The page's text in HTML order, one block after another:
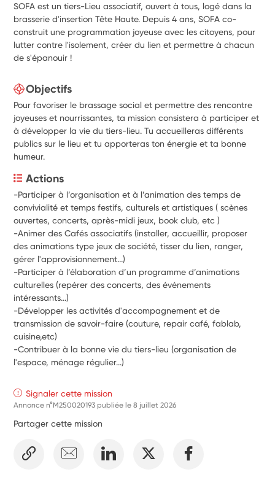
SOFA est un tiers-Lieu associatif, ouvert à tous, logé dans la
brasserie d'insertion Tête Haute. Depuis 4 ans, SOFA co-
construit une programmation joyeuse avec les citoyens, pour
lutter contre l'isolement, créer du lien et permettre à chacun
de s'épanouir !
Objectifs
Pour favoriser le brassage social et permettre des rencontre
joyeuses et nourrissantes, ta mission consistera à participer et
à développer la vie du tiers-lieu. Tu accueilleras différents
publics sur le lieu et tu apporteras ton énergie et ta bonne
humeur.
Actions
-Participer à l’organisation et à l’animation des temps de
convivialité et temps festifs, culturels et artistiques ( scènes
ouvertes, concerts, après-midi jeux, book club, etc )
-Animer des Cafés associatifs (installer, accueillir, proposer
des animations type jeux de société, tisser du lien, ranger,
gérer l'approvisionnement...)
-Participer à l’élaboration d’un programme d’animations
culturelles (repérer des concerts, des événements
intéressants...)
-Développer les activités d'accompagnement et de
transmission de savoir-faire (couture, repair café, fablab,
cuisine,etc)
-Contribuer à la bonne vie du tiers-lieu (organisation de
l'espace, ménage régulier...)
Signaler cette mission
Annonce n°M250020193 publiée le8 juillet 2026
Partager cette mission